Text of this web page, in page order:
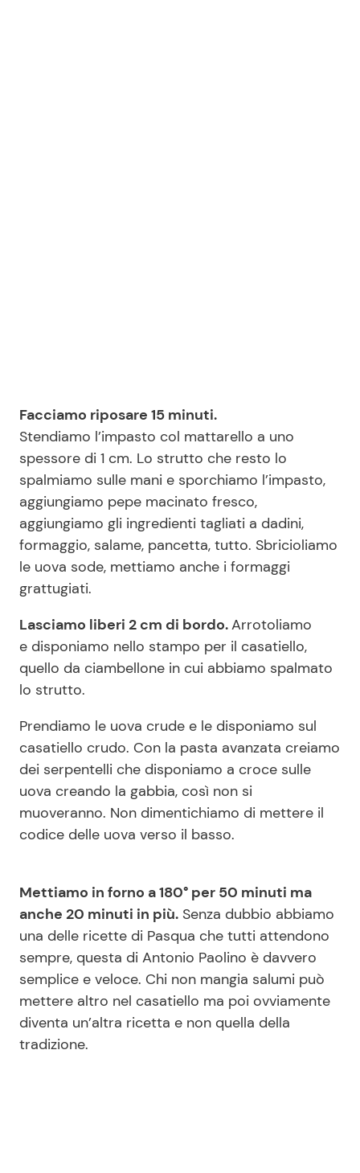
Facciamo riposare 15 minuti.
Stendiamo l’impasto col mattarello a uno
spessore di 1 cm. Lo strutto che resto lo
spalmiamo sulle mani e sporchiamo l’impasto,
aggiungiamo pepe macinato fresco,
aggiungiamo gli ingredienti tagliati a dadini,
formaggio, salame, pancetta, tutto. Sbricioliamo
le uova sode, mettiamo anche i formaggi
grattugiati.
Lasciamo liberi 2 cm di bordo.Arrotoliamo
e disponiamo nello stampo per il casatiello,
quello da ciambellone in cui abbiamo spalmato
lo strutto.
Prendiamo le uova crude e le disponiamo sul
casatiello crudo. Con la pasta avanzata creiamo
dei serpentelli che disponiamo a croce sulle
uova creando la gabbia, così non si
muoveranno. Non dimentichiamo di mettere il
codice delle uova verso il basso.
Mettiamo in forno a 180° per 50 minuti ma
anche 20 minuti in più. Senza dubbio abbiamo
una delle ricette di Pasqua che tutti attendono
sempre, questa di Antonio Paolino è davvero
semplice e veloce. Chi non mangia salumi può
mettere altro nel casatiello ma poi ovviamente
diventa un’altra ricetta e non quella della
tradizione.